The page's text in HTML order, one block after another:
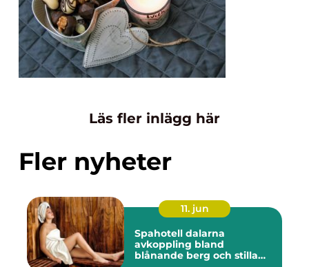
Läs fler inlägg här
Fler nyheter
11. jun
Spahotell dalarna
avkoppling bland
blånande berg och stilla